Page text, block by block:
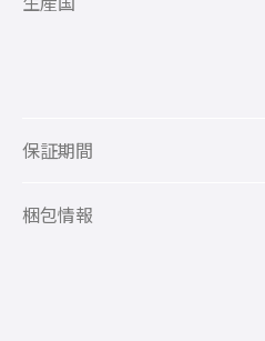
保証期間
梱包情報